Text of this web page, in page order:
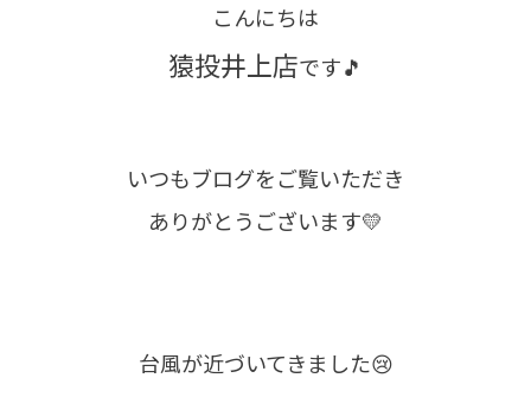
こんにちは
猿投井上店です🎵
いつもブログをご覧いただき
ありがとうございます💛
台風が近づいてきました😢